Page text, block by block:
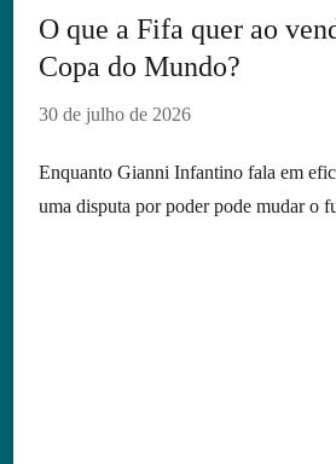
O que a Fifa quer ao
Copa do Mundo?
30 de julho de 2026
Enquanto Gianni Infantino fala em
uma disputa por poder pode mudar o